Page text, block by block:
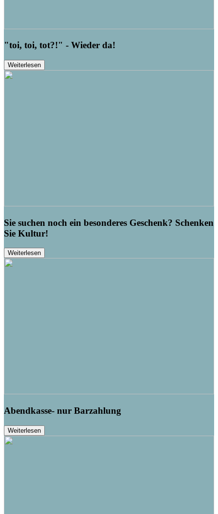
"toi, toi, tot?!" - Wieder da!
Weiterlesen
Sie suchen noch ein besonderes Geschenk? Schenken
Sie Kultur!
Weiterlesen
Abendkasse- nur Barzahlung
Weiterlesen